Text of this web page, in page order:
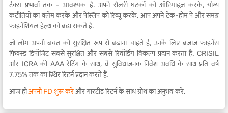
टैक्स प्रभावों तक - आवश्यक है. अपने सैलरी घटकों को ऑप्टिमाइज़ करके, योग्य
कटौतियों का क्लेम करके और पेस्लिप को रिव्यू करके, आप अपने टेक-होम पे और समग्र
फाइनेंशियल हेल्थ को बढ़ा सकते हैं.
जो लोग अपनी बचत को सुरक्षित रूप से बढ़ाना चाहते हैं, उनके लिए बजाज फाइनेंस
फिक्स्ड डिपॉजिट सबसे सुरक्षित और सबसे रिवॉर्डिंग विकल्प प्रदान करता है. CRISIL
और ICRA की AAA रेटिंग के साथ, वे सुविधाजनक निवेश अवधि के साथ प्रति वर्ष
7.75% तक का स्थिर रिटर्न प्रदान करते हैं.
आज हीअपनी FD शुरू करेंऔर गारंटीड रिटर्न के साथ ग्रोथ का अनुभव करें.